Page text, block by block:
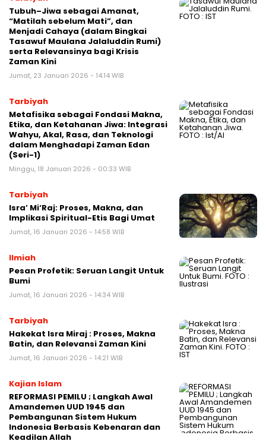
Tubuh–Jiwa sebagai Amanat,
“Matilah sebelum Mati”, dan
Menjadi Cahaya (dalam Bingkai
Tasawuf Maulana Jalaluddin Rumi)
serta Relevansinya bagi Krisis
Zaman Kini
Jumat, 23 Januari 2026 - 14:14 WIB
Tarbiyah
Metafisika sebagai Fondasi Makna,
Etika, dan Ketahanan Jiwa: Integrasi
Wahyu, Akal, Rasa, dan Teknologi
dalam Menghadapi Zaman Edan
(Seri-1)
Minggu, 18 Januari 2026 - 00:33 WIB
Tarbiyah
Isra’ Mi‘Raj: Proses, Makna, dan
Implikasi Spiritual-Etis Bagi Umat
Jumat, 16 Januari 2026 - 14:58 WIB
Ilmiah
Pesan Profetik: Seruan Langit Untuk
Bumi
Jumat, 16 Januari 2026 - 14:34 WIB
Tarbiyah
Hakekat Isra Miraj : Proses, Makna
Batin, dan Relevansi Zaman Kini
Jumat, 16 Januari 2026 - 14:21 WIB
Kajian Islam
REFORMASI PEMILU ; Langkah Awal
Amandemen UUD 1945 dan
Pembangunan Sistem Hukum
Indonesia Berbasis Kebenaran dan
Keadilan Allah